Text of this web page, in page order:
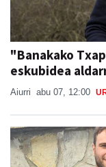
"Banakako
eskubidea
Aiurri abu 07, 12:00